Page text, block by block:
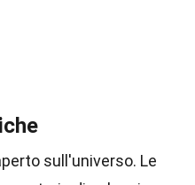
sull'universo. Le